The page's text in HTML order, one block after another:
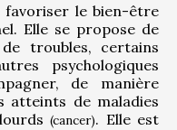
favoriser le bien-être
Elle se propose de
troubles, certains
de manière
atteints de maladies
(cancer). Elle est